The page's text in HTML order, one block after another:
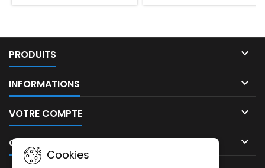
PRODUITS 
INFORMATIONS 
VOTRE COMPTE 
CONTACT 
Cookies